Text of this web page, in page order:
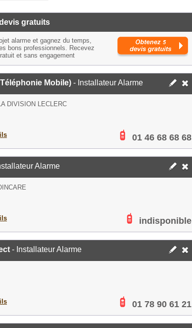
gratuits
alarme et gagnez du temps,
bons professionnels. Recevez
et sans engagement
Mobile) - Installateur Alarme
DIVISION LECLERC
01 46 68 68 68
Alarme
indisponible
- Installateur Alarme
01 78 90 61 21